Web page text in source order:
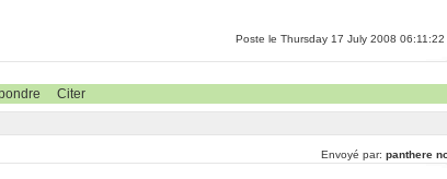
Poste le Thursday 17 July 2008 06:11:22
Citer
Envoyé par: panthere